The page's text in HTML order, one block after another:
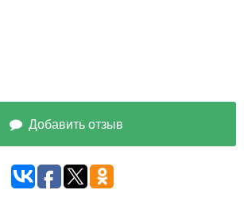
Добавить отзыв